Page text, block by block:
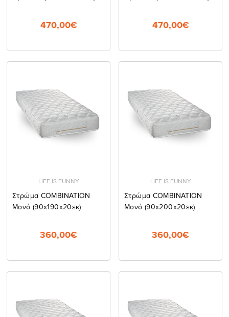
470,00€ 470,00€
LIFE IS FUNNY
Στρώμα COMBINATION
Μονό (90x190x20εκ)
360,00€
LIFE IS FUNNY
Στρώμα COMBINATION
Μονό (90x200x20εκ)
360,00€